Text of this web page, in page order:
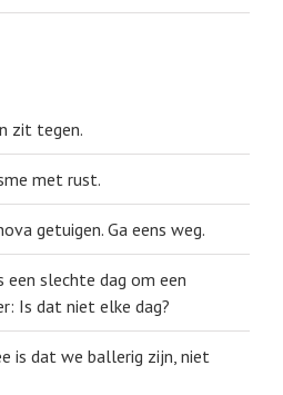
zit tegen.
met rust.
getuigen. Ga eens weg.
een slechte dag om een
Is dat niet elke dag?
is dat we ballerig zijn, niet